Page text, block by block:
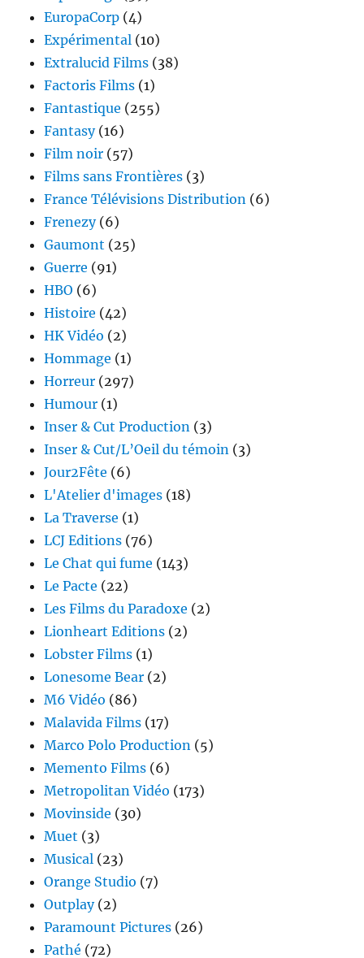
EuropaCorp (4)
Expérimental (10)
Extralucid Films (38)
Factoris Films (1)
Fantastique (255)
Fantasy(16)
Film noir (57)
Films sans Frontières (3)
France Télévisions Distribution (6)
Frenezy(6)
Gaumont (25)
Guerre (91)
HBO (6)
Histoire (42)
HK Vidéo (2)
Hommage (1)
Horreur (297)
Humour (1)
Inser & Cut Production (3)
Inser & Cut/L’Oeil du témoin (3)
Jour2Fête (6)
L'Atelier d'images (18)
La Traverse (1)
LCJ Editions (76)
Le Chat qui fume (143)
Le Pacte (22)
Les Films du Paradoxe (2)
Lionheart Editions (2)
Lobster Films (1)
Lonesome Bear (2)
M6 Vidéo (86)
Malavida Films (17)
Marco Polo Production (5)
Memento Films (6)
Metropolitan Vidéo (173)
Movinside (30)
Muet (3)
Musical (23)
Orange Studio (7)
Outplay(2)
Paramount Pictures (26)
Pathé (72)